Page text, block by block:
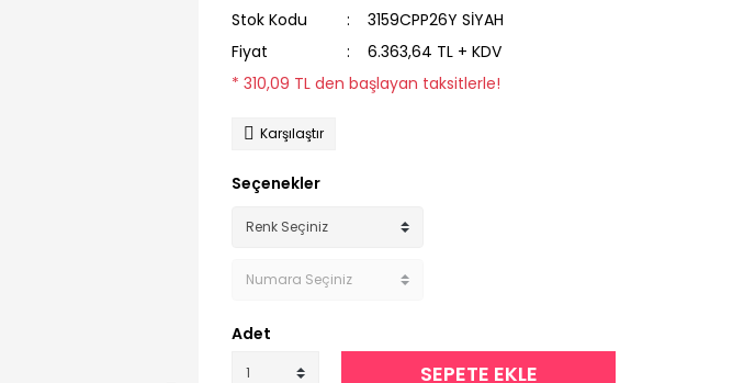
Stok Kodu
3159CPP26Y SİYAH
Fiyat
6.363,64 TL + KDV
* 310,09 TL den başlayan taksitlerle!
Karşılaştır
Seçenekler
Adet
SEPETE EKLE